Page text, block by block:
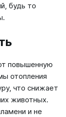
будь то
повышенную
отопления
что снижает
животных.
и не